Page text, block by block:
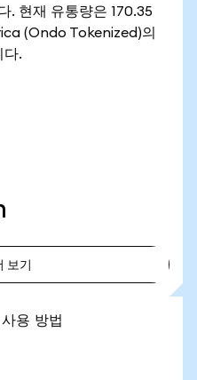
. 현재 유통량은 170.35
(Ondo Tokenized)의
다.
보기
용 방법